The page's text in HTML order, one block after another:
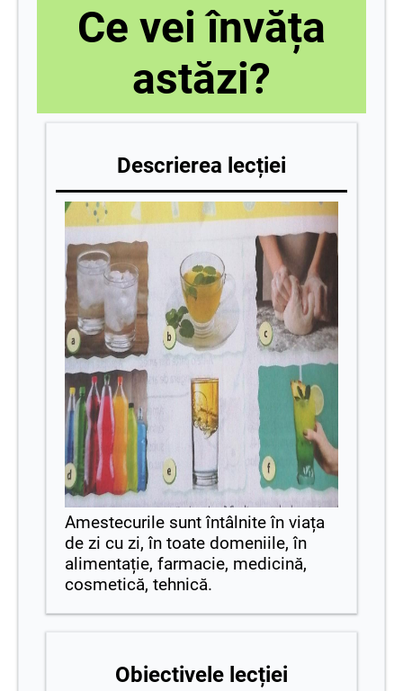
Ce vei învăța
astăzi?
Descrierea lecției
Amestecurile sunt întâlnite în viața
de zi cu zi, în toate domeniile, în
alimentație, farmacie, medicină,
cosmetică, tehnică.
Obiectivele lecției